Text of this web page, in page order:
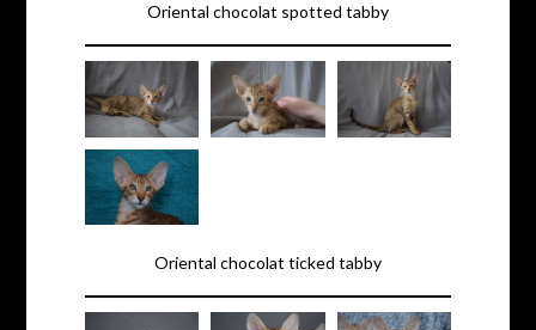
Oriental chocolat spotted tabby
Oriental chocolat ticked tabby